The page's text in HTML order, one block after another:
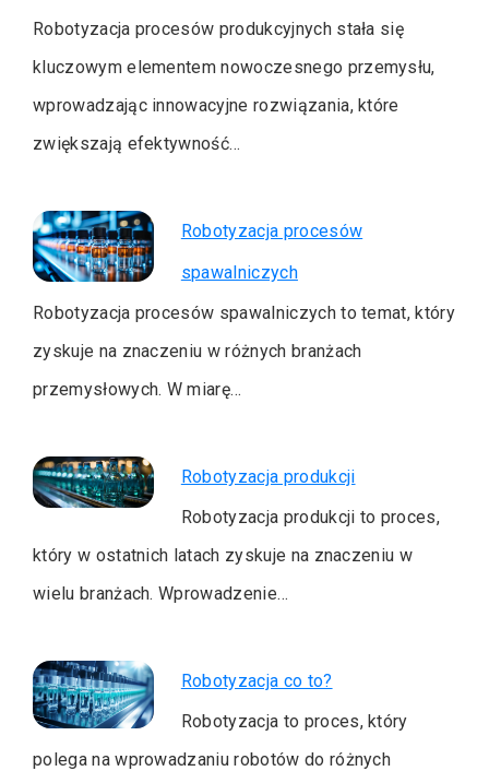
Robotyzacja procesów produkcyjnych stała się
kluczowym elementem nowoczesnego przemysłu,
wprowadzając innowacyjne rozwiązania, które
zwiększają efektywność…
Robotyzacja procesów
spawalniczych
Robotyzacja procesów spawalniczych to temat, który
zyskuje na znaczeniu w różnych branżach
przemysłowych. W miarę…
Robotyzacja produkcji
Robotyzacja produkcji to proces,
który w ostatnich latach zyskuje na znaczeniu w
wielu branżach. Wprowadzenie…
Robotyzacja co to?
Robotyzacja to proces, który
polega na wprowadzaniu robotów do różnych